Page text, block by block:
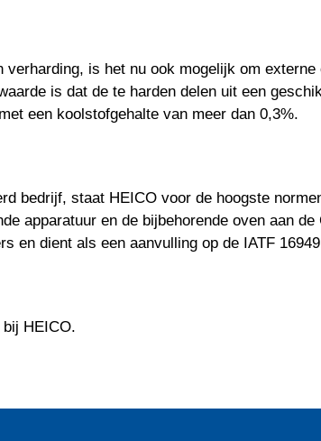
is het nu ook mogelijk om externe
is dat de te harden delen uit een
een koolstofgehalte van meer dan 0,3%.
bedrijf, staat HEICO voor de hoogste
apparatuur en de bijbehorende oven aan de
en dient als een aanvulling op de IATF
HEICO.